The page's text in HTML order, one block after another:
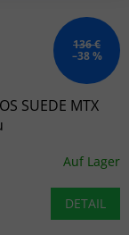
136 €
–38 %
SUEDE MTX
Auf Lager
DETAIL